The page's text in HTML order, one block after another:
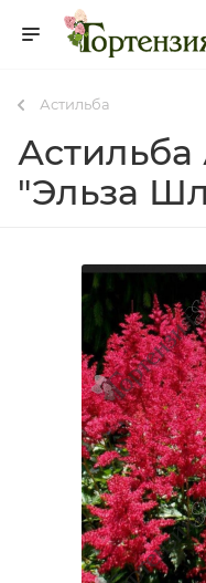
Астильба
"Эльза